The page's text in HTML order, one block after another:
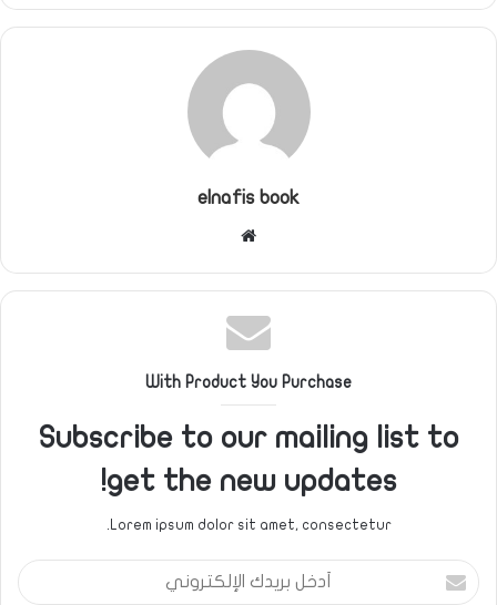
elnafis book
With Product You Purchase
Subscribe to our mailing list to
get the new updates!
Lorem ipsum dolor sit amet, consectetur.
أدخل
بريدك